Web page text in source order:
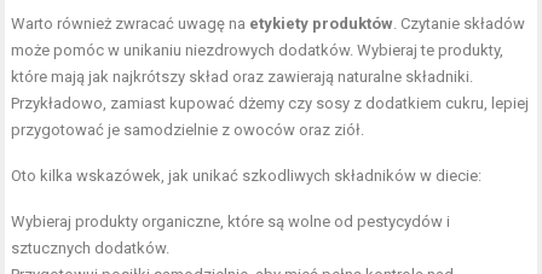
Warto również zwracać uwagę na etykiety produktów . Czytanie składów
może pomóc w unikaniu niezdrowych dodatków. Wybieraj te produkty,
które mają jak najkrótszy skład oraz zawierają naturalne składniki.
Przykładowo, zamiast kupować dżemy czy sosy z dodatkiem cukru, lepiej
przygotować je samodzielnie z owoców oraz ziół.
Oto kilka wskazówek, jak unikać szkodliwych składników w diecie:
Wybieraj produkty organiczne, które są wolne od pestycydów i
sztucznych dodatków.